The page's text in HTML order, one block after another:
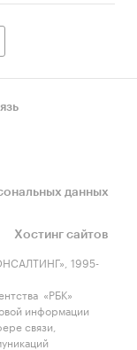
данных
Хостинг сайтов
1995-
«РБК»
информации
связи,